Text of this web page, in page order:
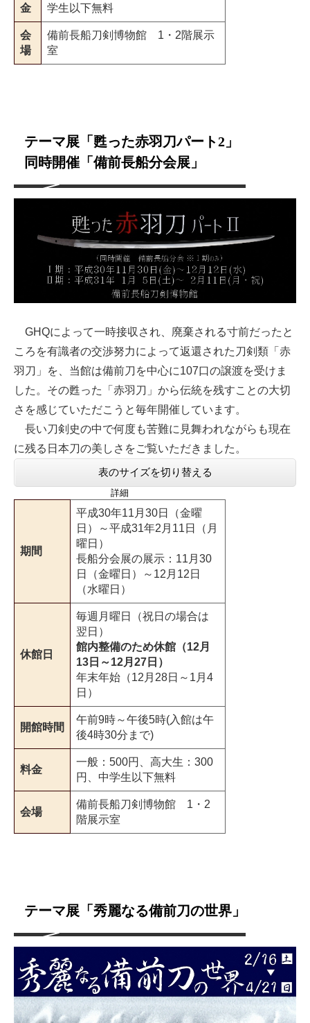
金 学生以下無料
会
場
備前長船刀剣博物館 1・2階展示
室
テーマ展「甦った赤羽刀パート2」
同時開催「備前長船分会展」
GHQによって一時接収され、廃棄される寸前だったと
ころを有識者の交渉努力によって返還された刀剣類「赤
羽刀」を、当館は備前刀を中心に107口の譲渡を受けま
した。その甦った「赤羽刀」から伝統を残すことの大切
さを感じていただこうと毎年開催しています。
長い刀剣史の中で何度も苦難に見舞われながらも現在
に残る日本刀の美しさをご覧いただきました。
表のサイズを切り替える
詳細
期間
平成30年11月30日（金曜
日）～平成31年2月11日（月
曜日）
長船分会展の展示：11月30
日（金曜日）～12月12日
（水曜日）
休館日
毎週月曜日（祝日の場合は
翌日）
館内整備のため休館（12月
13日～12月27日）
年末年始（12月28日～1月4
日）
開館時間
午前9時～午後5時(入館は午
後4時30分まで)
料金
一般：500円、高大生：300
円、中学生以下無料
会場
備前長船刀剣博物館 1・2
階展示室
テーマ展「秀麗なる備前刀の世界」